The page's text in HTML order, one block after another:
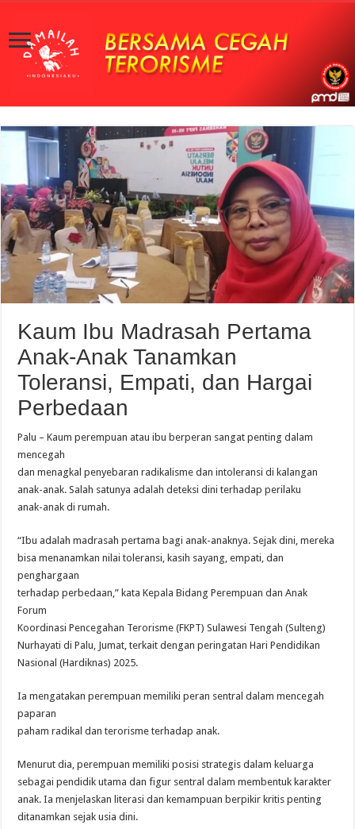
Kaum Ibu Madrasah Pertama
Anak-Anak Tanamkan
Toleransi, Empati, dan Hargai
Perbedaan
Palu – Kaum perempuan atau ibu berperan sangat penting dalam
mencegah
dan menagkal penyebaran radikalisme dan intoleransi di kalangan
anak-anak. Salah satunya adalah deteksi dini terhadap perilaku
anak-anak di rumah.
“Ibu adalah madrasah pertama bagi anak-anaknya. Sejak dini, mereka
bisa menanamkan nilai toleransi, kasih sayang, empati, dan
penghargaan
terhadap perbedaan,” kata Kepala Bidang Perempuan dan Anak
Forum
Koordinasi Pencegahan Terorisme (FKPT) Sulawesi Tengah (Sulteng)
Nurhayati di Palu, Jumat, terkait dengan peringatan Hari Pendidikan
Nasional (Hardiknas) 2025.
Ia mengatakan perempuan memiliki peran sentral dalam mencegah
paparan
paham radikal dan terorisme terhadap anak.
Menurut dia, perempuan memiliki posisi strategis dalam keluarga
sebagai pendidik utama dan figur sentral dalam membentuk karakter
anak. Ia menjelaskan literasi dan kemampuan berpikir kritis penting
ditanamkan sejak usia dini.